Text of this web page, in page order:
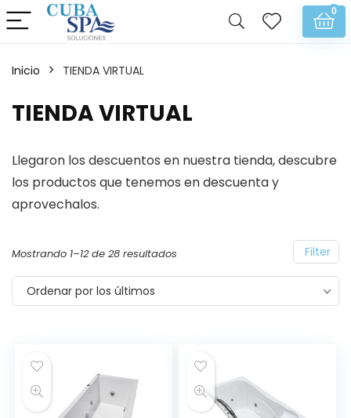
0
Inicio TIENDA VIRTUAL
TIENDA VIRTUAL
Llegaron los descuentos en nuestra tienda, descubre
los productos que tenemos en descuenta y
aprovechalos.
Filter
Mostrando 1–12 de 28 resultados
Ordenar por los últimos